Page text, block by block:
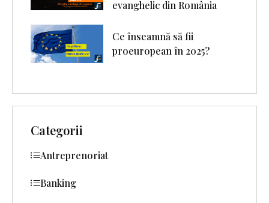
evanghelic din România
Ce înseamnă să fii
proeuropean în 2025?
Categorii
Antreprenoriat
Banking